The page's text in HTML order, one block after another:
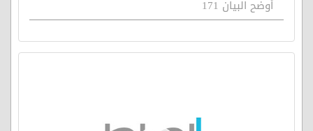
أوضح البيان 171